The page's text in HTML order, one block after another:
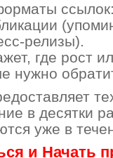
релизы).
где рост
нужно
в десятки
уже в
и Начать